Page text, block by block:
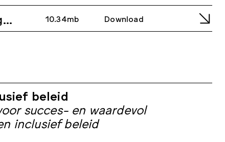
10.34mb Download
beleid
succes- en waardevol
inclusief beleid